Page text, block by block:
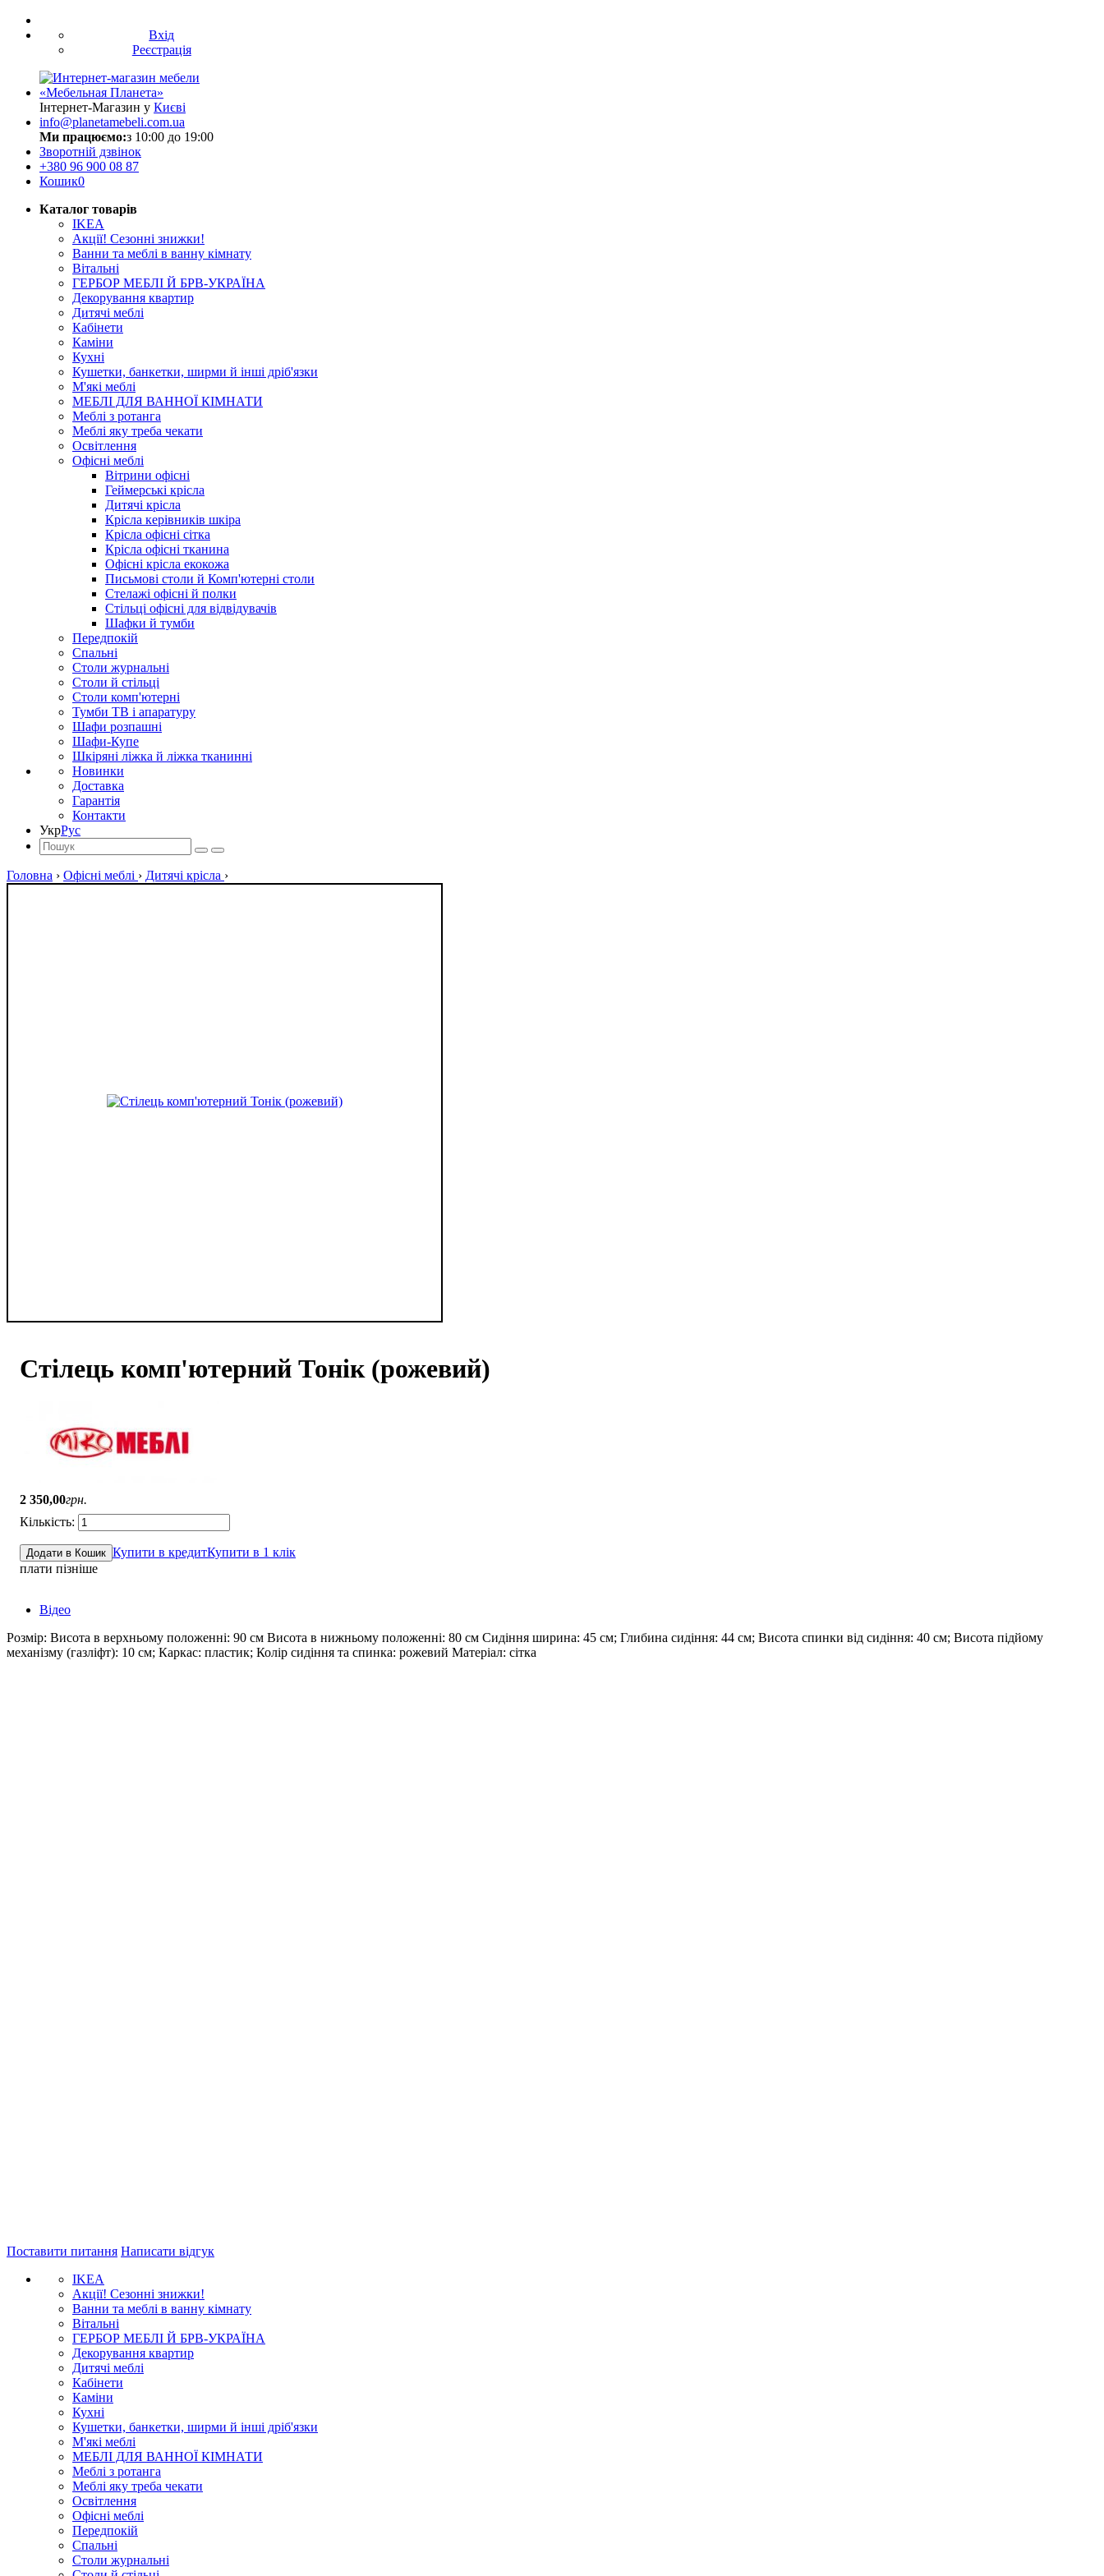
Вхід
Реєстрація
Інтернет-Магазин у Києві
info@planetamebeli.com.ua
Ми працюємо:з 10:00 до 19:00
Зворотній дзвінок
+380 96 900 08 87
Кошик0
Каталог товарів
IKEA
Акції! Сезонні знижки!
Ванни та меблі в ванну кімнату
Вітальні
ГЕРБОР МЕБЛІ Й БРВ-УКРАЇНА
Декорування квартир
Дитячі меблі
Кабінети
Каміни
Кухні
Кушетки, банкетки, ширми й інші дріб'язки
М'які меблі
МЕБЛІ ДЛЯ ВАННОЇ КІМНАТИ
Меблі з ротанга
Меблі яку треба чекати
Освітлення
Офісні меблі
Вітрини офісні
Геймерські крісла
Дитячі крісла
Крісла керівників шкіра
Крісла офісні сітка
Крісла офісні тканина
Офісні крісла екокожа
Письмові столи й Комп'ютерні столи
Стелажі офісні й полки
Стільці офісні для відвідувачів
Шафки й тумби
Передпокій
Спальні
Столи журнальні
Столи й стільці
Столи комп'ютерні
Тумби ТВ і апаратуру
Шафи розпашні
Шафи-Купе
Шкіряні ліжка й ліжка тканинні
Новинки
Доставка
Гарантія
Контакти
УкрРус
Головна › Офісні меблі › Дитячі крісла ›
Стілець комп'ютерний Тонік (рожевий)
2 350,00грн.
Додати в Кошик Купити в кредитКупити в 1 клік
плати пізніше
Відео
Розмір: Висота в верхньому положенні: 90 см Висота в нижньому положенні: 80 см Сидіння ширина: 45 см; Глибина сидіння: 44 см; Висота спинки від сидіння: 40 см; Висота підйому
механізму (газліфт): 10 см; Каркас: пластик; Колір сидіння та спинка: рожевий Матеріал: сітка
Поставити питання Написати відгук
IKEA
Акції! Сезонні знижки!
Ванни та меблі в ванну кімнату
Вітальні
ГЕРБОР МЕБЛІ Й БРВ-УКРАЇНА
Декорування квартир
Дитячі меблі
Кабінети
Каміни
Кухні
Кушетки, банкетки, ширми й інші дріб'язки
М'які меблі
МЕБЛІ ДЛЯ ВАННОЇ КІМНАТИ
Меблі з ротанга
Меблі яку треба чекати
Освітлення
Офісні меблі
Передпокій
Спальні
Столи журнальні